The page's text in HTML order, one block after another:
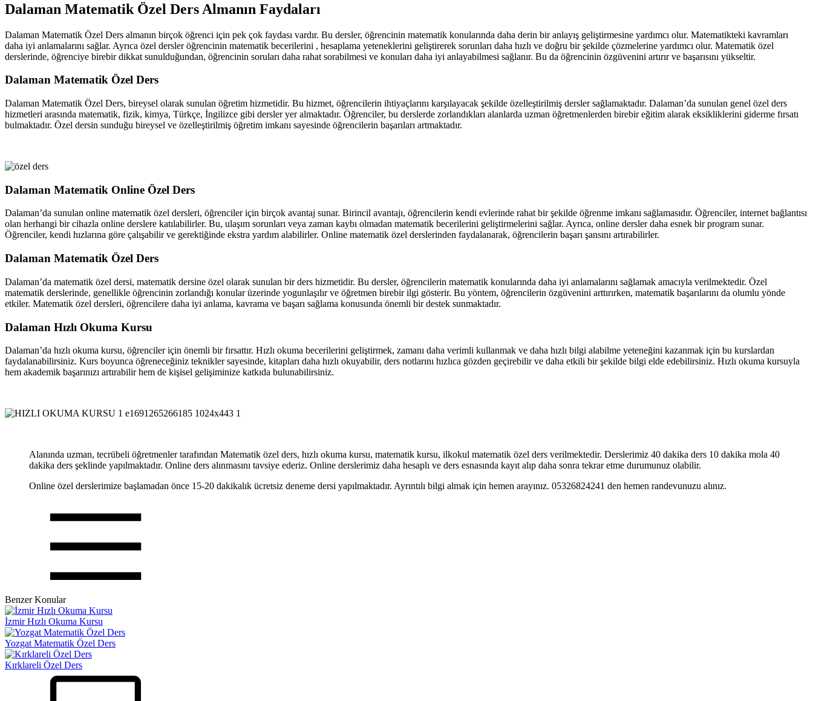
Dalaman Matematik Özel Ders Almanın Faydaları
Dalaman Matematik Özel Ders almanın birçok öğrenci için pek çok faydası vardır. Bu dersler, öğrencinin matematik konularında daha derin bir anlayış geliştirmesine yardımcı olur. Matematikteki kavramları
daha iyi anlamalarını sağlar. Ayrıca özel dersler öğrencinin matematik becerilerini , hesaplama yeteneklerini geliştirerek sorunları daha hızlı ve doğru bir şekilde çözmelerine yardımcı olur. Matematik özel
derslerinde, öğrenciye birebir dikkat sunulduğundan, öğrencinin soruları daha rahat sorabilmesi ve konuları daha iyi anlayabilmesi sağlanır. Bu da öğrencinin özgüvenini artırır ve başarısını yükseltir.
Dalaman Matematik Özel Ders
Dalaman Matematik Özel Ders, bireysel olarak sunulan öğretim hizmetidir. Bu hizmet, öğrencilerin ihtiyaçlarını karşılayacak şekilde özelleştirilmiş dersler sağlamaktadır. Dalaman’da sunulan genel özel ders
hizmetleri arasında matematik, fizik, kimya, Türkçe, İngilizce gibi dersler yer almaktadır. Öğrenciler, bu derslerde zorlandıkları alanlarda uzman öğretmenlerden birebir eğitim alarak eksikliklerini giderme fırsatı
bulmaktadır. Özel dersin sunduğu bireysel ve özelleştirilmiş öğretim imkanı sayesinde öğrencilerin başarıları artmaktadır.
Dalaman Matematik Online Özel Ders
Dalaman’da sunulan online matematik özel dersleri, öğrenciler için birçok avantaj sunar. Birincil avantajı, öğrencilerin kendi evlerinde rahat bir şekilde öğrenme imkanı sağlamasıdır. Öğrenciler, internet bağlantısı
olan herhangi bir cihazla online derslere katılabilirler. Bu, ulaşım sorunları veya zaman kaybı olmadan matematik becerilerini geliştirmelerini sağlar. Ayrıca, online dersler daha esnek bir program sunar.
Öğrenciler, kendi hızlarına göre çalışabilir ve gerektiğinde ekstra yardım alabilirler. Online matematik özel derslerinden faydalanarak, öğrencilerin başarı şansını artırabilirler.
Dalaman Matematik Özel Ders
Dalaman’da matematik özel dersi, matematik dersine özel olarak sunulan bir ders hizmetidir. Bu dersler, öğrencilerin matematik konularında daha iyi anlamalarını sağlamak amacıyla verilmektedir. Özel
matematik derslerinde, genellikle öğrencinin zorlandığı konular üzerinde yogunlaşılır ve öğretmen birebir ilgi gösterir. Bu yöntem, öğrencilerin özgüvenini arttırırken, matematik başarılarını da olumlu yönde
etkiler. Matematik özel dersleri, öğrencilere daha iyi anlama, kavrama ve başarı sağlama konusunda önemli bir destek sunmaktadır.
Dalaman Hızlı Okuma Kursu
Dalaman’da hızlı okuma kursu, öğrenciler için önemli bir fırsattır. Hızlı okuma becerilerini geliştirmek, zamanı daha verimli kullanmak ve daha hızlı bilgi alabilme yeteneğini kazanmak için bu kurslardan
faydalanabilirsiniz. Kurs boyunca öğreneceğiniz teknikler sayesinde, kitapları daha hızlı okuyabilir, ders notlarını hızlıca gözden geçirebilir ve daha etkili bir şekilde bilgi elde edebilirsiniz. Hızlı okuma kursuyla
hem akademik başarınızı artırabilir hem de kişisel gelişiminize katkıda bulunabilirsiniz.
Alanında uzman, tecrübeli öğretmenler tarafından Matematik özel ders, hızlı okuma kursu, matematik kursu, ilkokul matematik özel ders verilmektedir. Derslerimiz 40 dakika ders 10 dakika mola 40
dakika ders şeklinde yapılmaktadır. Online ders alınmasını tavsiye ederiz. Online derslerimiz daha hesaplı ve ders esnasında kayıt alıp daha sonra tekrar etme durumunuz olabilir.
Online özel derslerimize başlamadan önce 15-20 dakikalık ücretsiz deneme dersi yapılmaktadır. Ayrıntılı bilgi almak için hemen arayınız. 05326824241 den hemen randevunuzu alınız.
Benzer Konular
İzmir Hızlı Okuma Kursu
Yozgat Matematik Özel Ders
Kırklareli Özel Ders